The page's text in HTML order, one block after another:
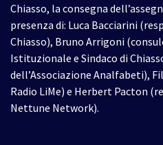
Chiasso, la consegna
presenza di: Luca Bacciarini
Chiasso), Bruno Arrigoni
Istituzionale e Sindaco di
dell’Associazione Analfabeti),
Radio LiMe) e Herbert Pacton
Nettune Network).